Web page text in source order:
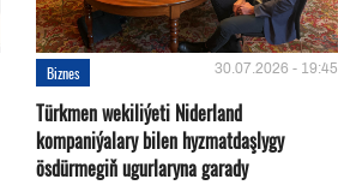
Biznes 30.07.2026 - 19:45
Türkmen wekiliýeti Niderland
kompaniýalary bilen hyzmatdaşlygy
ösdürmegiň ugurlaryna garady